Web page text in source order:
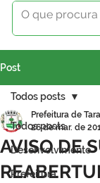
Post
Todos posts
Desenvolvimento
Prefeitura
Todos posts
AVISO DE
Prefeitura de
26 de mar. de